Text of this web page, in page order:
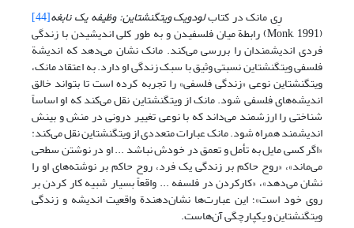
رِی مانک در کتابلودویک ویتگنشتاین: وظیفه یک نابغه[44]
(Monk, 1991) رابطة میان فلسفیدن و به طور کلی اندیشیدن با زندگی
فردی اندیشمندان را بررسی می‌کند. مانک نشان می‌دهد که اندیشة
فلسفی ویتگنشتاین نسبتی وثیق با سبک زندگی او دارد. به اعتقاد مانک،
ویتگنشتاین نوعی «زندگی فلسفی» را تجربه کرده است تا بتواند خالق
اندیشه‌های فلسفی شود. مانک از ویتگنشتاین نقل می‌کند که او اساساً
شناختی را ارزشمند می‌داند که با نوعی تغییر درونی در منش و بینش
اندیشمند همراه شود. مانک عبارات متعددی از ویتگنشتاین نقل می‌کند:
«اگر کسی مایل به تأمل و تعمق در خودش نباشد ... او در نوشتن سطحی
می‌ماند»، «روح حاکم بر زندگی یک فرد، روح حاکم بر نوشته‌های او را
نشان می‌دهد»، «کارکردن در فلسفه ... واقعاً بسیار شبیه کار کردن بر
روی خود است»؛ این عبارت‌ها نشان‌دهندة واقعیت اندیشه و زندگی
ویتگنشتاین و یکپارچگی آن‌هاست.